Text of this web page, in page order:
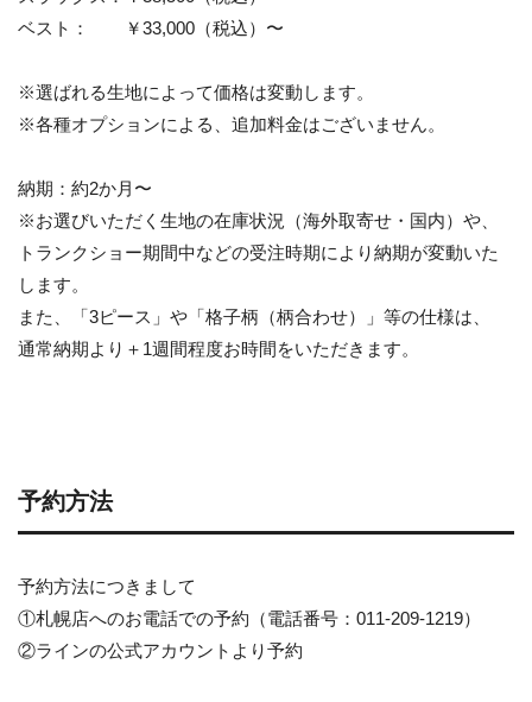
ベスト： ￥33,000（税込）〜
※選ばれる生地によって価格は変動します。
※各種オプションによる、追加料金はございません。
納期：約2か月〜
※お選びいただく生地の在庫状況（海外取寄せ・国内）や、
トランクショー期間中などの受注時期により納期が変動いた
します。
また、「3ピース」や「格子柄（柄合わせ）」等の仕様は、
通常納期より＋1週間程度お時間をいただきます。
予約方法
予約方法につきまして
①札幌店へのお電話での予約（電話番号：011-209-1219）
②ラインの公式アカウントより予約